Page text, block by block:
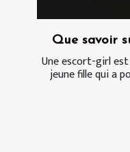
Que savoir
Une escort-girl
jeune fille qui a